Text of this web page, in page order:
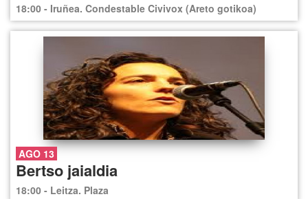
18:00 - Iruñea. Condestable Civivox (Areto gotikoa)
AGO 13
Bertso jaialdia
18:00 - Leitza. Plaza